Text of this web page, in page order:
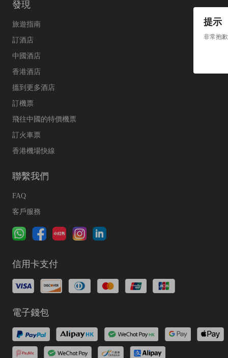
提示
非常抱
發現
旅遊指南
訂酒店
中國酒店
香港酒店
搵到更多酒店
訂機票
飛往中國的特價機票
訂火車票
香港機場快線
聯繫我們
FAQ
客戶服務
信用卡支付
電子錢包